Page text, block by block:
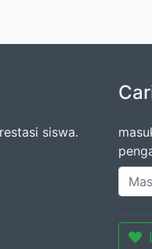
siswa.